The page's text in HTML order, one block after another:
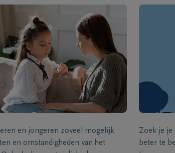
en jongeren zoveel mogelijk
en omstandigheden van het
Zoek je je
beter te